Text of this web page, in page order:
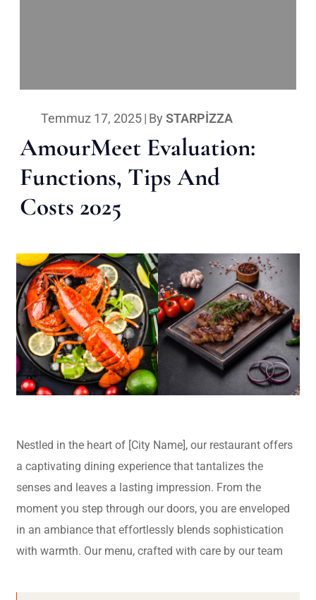
Temmuz 17, 2025| By STARPIZZA
AmourMeet Evaluation:
Functions, Tips And
Costs 2025
Nestled in the heart of [City Name], our restaurant offers
a captivating dining experience that tantalizes the
senses and leaves a lasting impression. From the
moment you step through our doors, you are enveloped
in an ambiance that effortlessly blends sophistication
with warmth. Our menu, crafted with care by our team